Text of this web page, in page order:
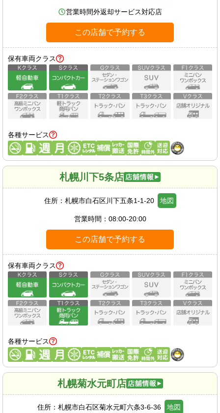
営業時間外返却サービス対応店
この店舗で予約する
保有車両クラス
各種サービス
札幌川下5条店
住所： 札幌市白石区川下五条1-1-20 地図
営業時間： 08:00-20:00
この店舗で予約する
保有車両クラス
各種サービス
札幌菊水元町店
住所： 札幌市白石区菊水元町六条3-6-36 地図